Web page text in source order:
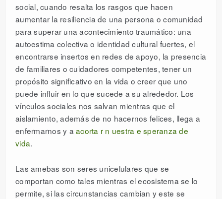
social, cuando resalta los rasgos que hacen
aumentar la resiliencia de una persona o comunidad
para superar una acontecimiento traumático: una
autoestima colectiva o identidad cultural fuertes, el
encontrarse insertos en redes de apoyo, la presencia
de familiares o cuidadores competentes, tener un
propósito significativo en la vida o creer que uno
puede influir en lo que sucede a su alrededor. Los
vínculos sociales nos salvan mientras que el
aislamiento, además de no hacernos felices, llega a
enfermarnos y a acorta r n uestra e speranza de
vida.
Las amebas son seres unicelulares que se
comportan como tales mientras el ecosistema se lo
permite, si las circunstancias cambian y este se